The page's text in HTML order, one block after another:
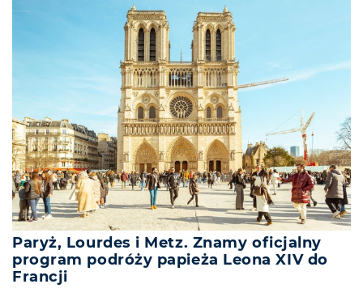
Paryż, Lourdes i Metz. Znamy oficjalny
program podróży papieża Leona XIV do
Francji